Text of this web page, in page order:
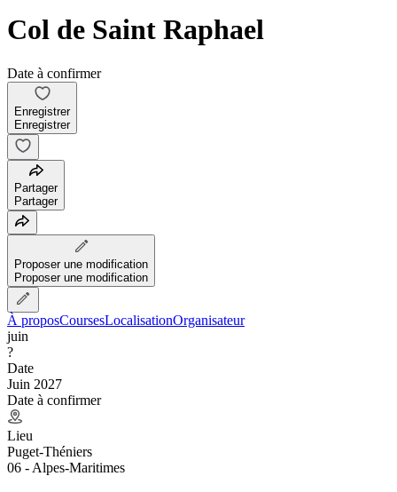
Col de Saint Raphael
Date à confirmer
Enregistrer
Enregistrer
Partager
Partager
Proposer une modification
Proposer une modification
À proposCoursesLocalisationOrganisateur
juin
?
Date
Juin 2027
Date à confirmer
Lieu
Puget-Théniers
06 - Alpes-Maritimes